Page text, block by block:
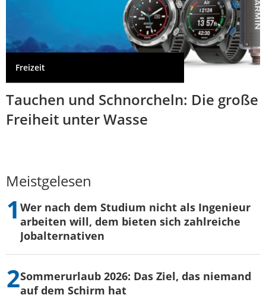
Freizeit
Tauchen und Schnorcheln: Die große
Freiheit unter Wasse
Meistgelesen
Wer nach dem Studium nicht als Ingenieur
arbeiten will, dem bieten sich zahlreiche
Jobalternativen
Sommerurlaub 2026: Das Ziel, das niemand
auf dem Schirm hat